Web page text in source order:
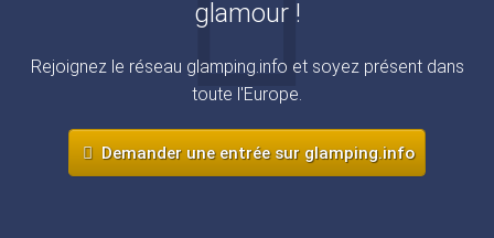
glamour !
Rejoignez le réseau glamping.info et soyez présent dans
toute l'Europe.
Demander une entrée sur glamping.info